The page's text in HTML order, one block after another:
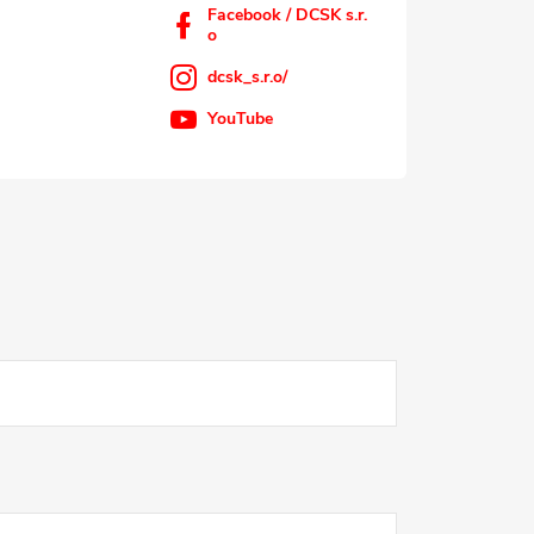
Facebook / DCSK s.r.
o
dcsk_s.r.o/
YouTube